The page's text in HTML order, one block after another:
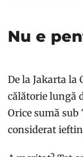
Nu e
De la Jakarta la
călătorie lungă
Orice sumă sub
considerat